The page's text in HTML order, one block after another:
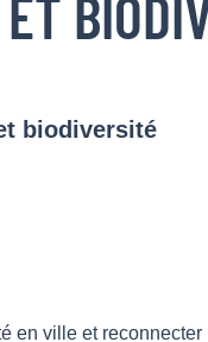
biodiversité
en ville et reconnecter